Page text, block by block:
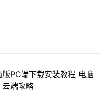
PC端下载安装教程 电脑
云端攻略